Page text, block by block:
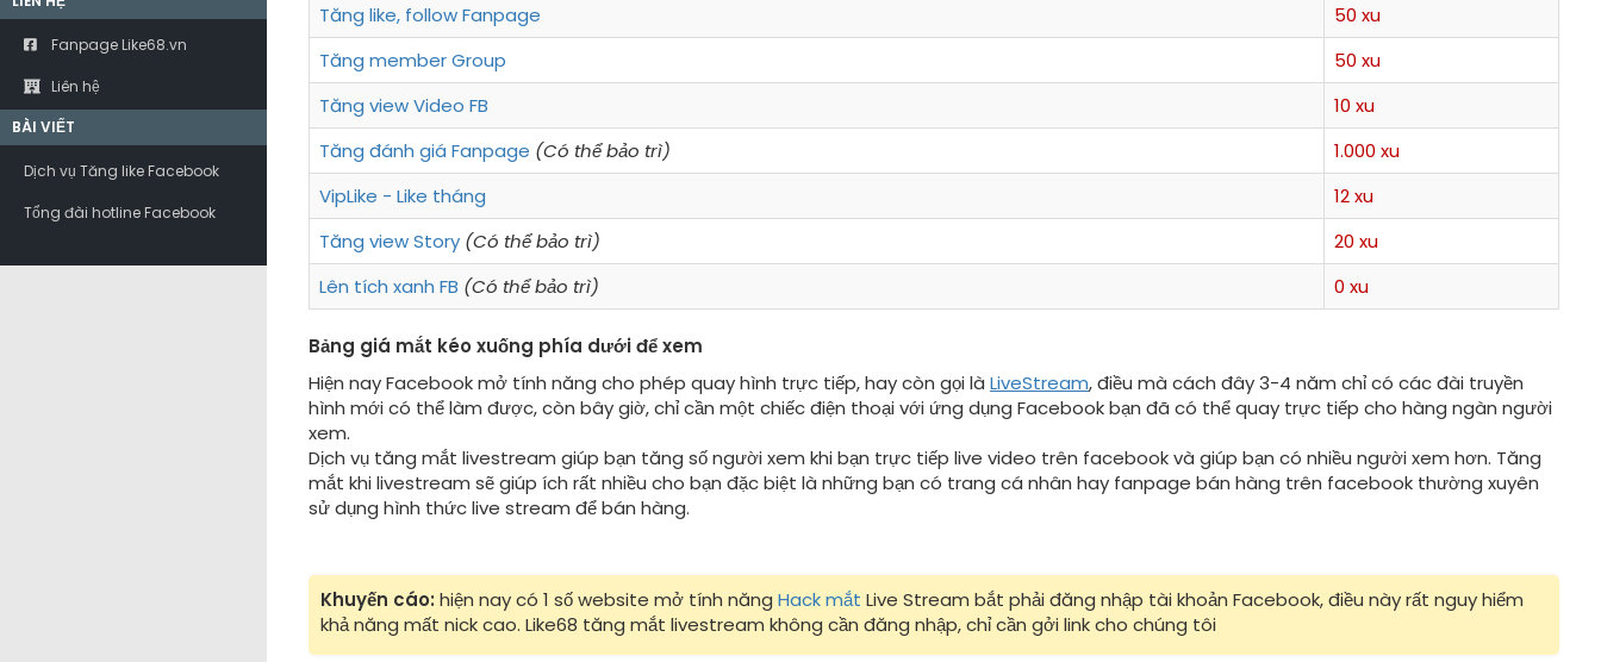
Fanpage Like68.vn
Liên hệ
BÀI VIẾT
Dịch vụ Tăng like Facebook
Tổng đài hotline Facebook
Tăng like, follow Fanpage
50 xu
Tăng member Group
50 xu
Tăng view Video FB
10 xu
Tăng đánh giá Fanpage (Có thể bảo trì)
1.000 xu
VipLike - Like tháng
12 xu
Tăng view Story (Có thể bảo trì)
20 xu
Lên tích xanh FB (Có thể bảo trì) 0 xu
Bảng giá mắt kéo xuống phía dưới để xem
Hiện nay Facebook mở tính năng cho phép quay hình trực tiếp, hay còn gọi là LiveStream, điều mà cách đây 3-4 năm chỉ có các đài truyền
hình mới có thể làm được, còn bây giờ, chỉ cần một chiếc điện thoại với ứng dụng Facebook bạn đã có thể quay trực tiếp cho hàng ngàn người
xem.
Dịch vụ tăng mắt livestream giúp bạn tăng số người xem khi bạn trực tiếp live video trên facebook và giúp bạn có nhiều người xem hơn. Tăng
mắt khi livestream sẽ giúp ích rất nhiều cho bạn đặc biệt là những bạn có trang cá nhân hay fanpage bán hàng trên facebook thường xuyên
sử dụng hình thức live stream để bán hàng.
Khuyến cáo: hiện nay có 1 số website mở tính năng Hack mắt Live Stream bắt phải đăng nhập tài khoản Facebook, điều này rất nguy hiểm
khả năng mất nick cao. Like68 tăng mắt livestream không cần đăng nhập, chỉ cần gởi link cho chúng tôi